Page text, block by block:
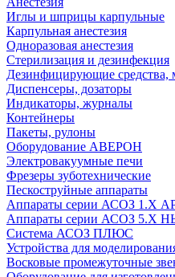
Иглы и шприцы карпульные
Карпульная анестезия
Одноразовая анестезия
Стерилизация и дезинфекция
Дезинфицирующие средства,
Диспенсеры, дозаторы
Индикаторы, журналы
Контейнеры
Пакеты, рулоны
Оборудование АВЕРОН
Электровакуумные печи
Фрезеры зуботехнические
Пескоструйные аппараты
Аппараты серии АСОЗ 1.Х
Аппараты серии АСОЗ 5.Х
Система АСОЗ ПЛЮС
Устройства для
Восковые промежуточные